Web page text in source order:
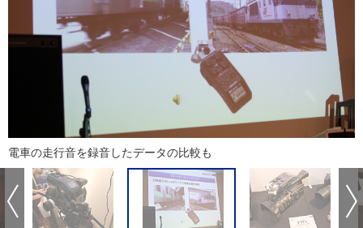
電車の走行音を録音したデータの比較も